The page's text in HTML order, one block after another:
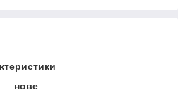
нове